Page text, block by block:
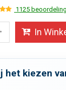
1125
In
het kiezen